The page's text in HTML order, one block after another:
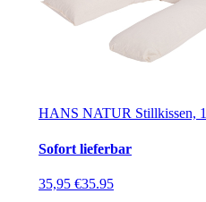
HANS NATUR Stillkissen,
Sofort lieferbar
35,95 €35.95